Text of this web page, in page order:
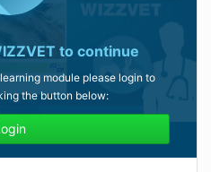
to continue
module please login to
the button below: